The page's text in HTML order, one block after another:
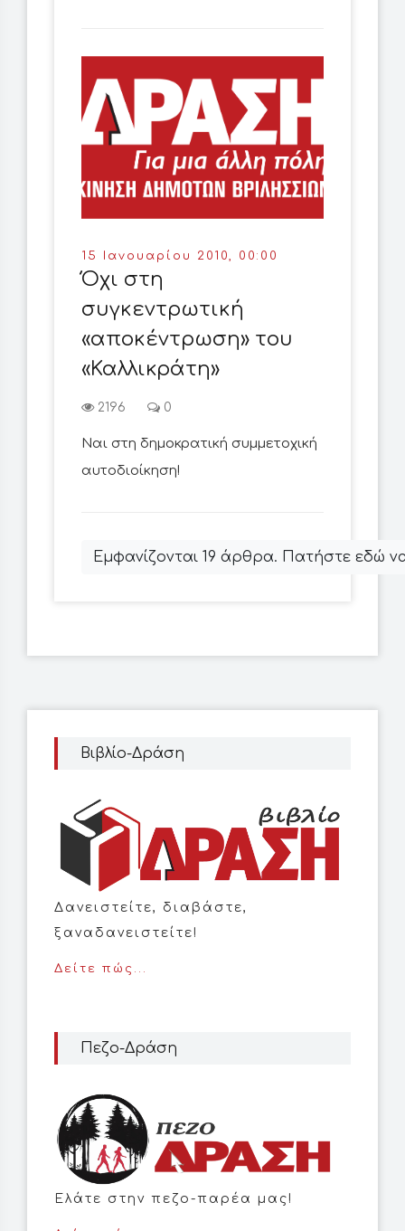
15 Ιανουαρίου 2010, 00:00
Όχι στη
συγκεντρωτική
«αποκέντρωση» του
«Καλλικράτη»
2196 0
Ναι στη δημοκρατική συμμετοχική
αυτοδιοίκηση!
Εμφανίζονται 19 άρθρα. Πατήστε εδώ
Βιβλίο-Δράση
Δανειστείτε, διαβάστε,
ξαναδανειστείτε!
Δείτε πώς...
Πεζο-Δράση
Ελάτε στην πεζο-παρέα μας!